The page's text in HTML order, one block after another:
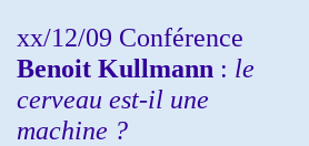
xx/12/09 Conférence
Benoit Kullmann : le
cerveau est-il une
machine ?